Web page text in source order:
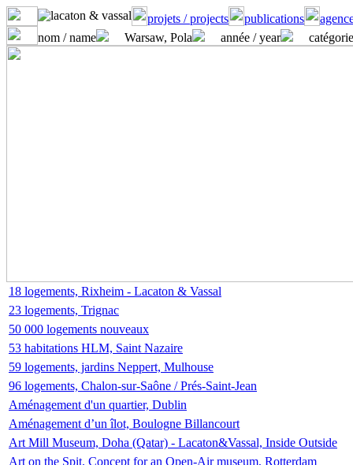
projets / projects publications
nom / name
Warsaw, Pola année / year
18 logements, Rixheim - Lacaton & Vassal
23 logements, Trignac
50 000 logements nouveaux
53 habitations HLM, Saint Nazaire
59 logements, jardins Neppert, Mulhouse
96 logements, Chalon-sur-Saône / Prés-Saint-Jean
Aménagement d'un quartier, Dublin
Aménagement d’un îlot, Boulogne Billancourt
Art Mill Museum, Doha (Qatar) - Lacaton&Vassal, Inside Outside
Art on the Spit. Concept for an Open-Air museum, Rotterdam